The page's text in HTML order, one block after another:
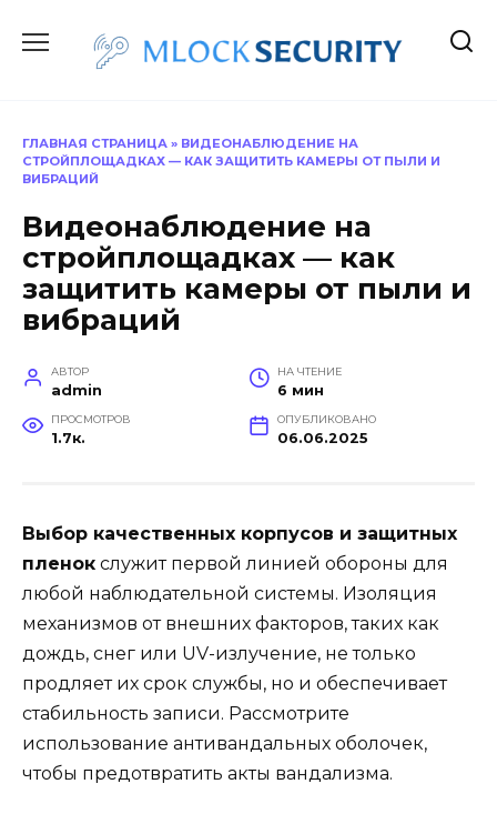
содержанию
ГЛАВНАЯ СТРАНИЦА » ВИДЕОНАБЛЮДЕНИЕ НА
СТРОЙПЛОЩАДКАХ — КАК ЗАЩИТИТЬ КАМЕРЫ ОТ ПЫЛИ И
ВИБРАЦИЙ
Видеонаблюдение на
стройплощадках — как
защитить камеры от пыли и
вибраций
АВТОР
admin
НА ЧТЕНИЕ
6 мин
ПРОСМОТРОВ
1.7к.
ОПУБЛИКОВАНО
06.06.2025
Выбор качественных корпусов и защитных
пленок служит первой линией обороны для
любой наблюдательной системы. Изоляция
механизмов от внешних факторов, таких как
дождь, снег или UV-излучение, не только
продляет их срок службы, но и обеспечивает
стабильность записи. Рассмотрите
использование антивандальных оболочек,
чтобы предотвратить акты вандализма.